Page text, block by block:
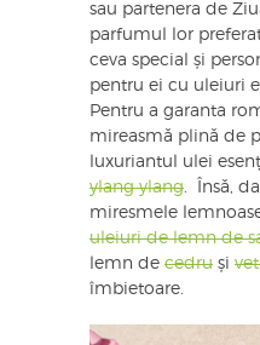
sau partenera de
parfumul lor
ceva special și
pentru ei cu uleiuri
Pentru a garanta
mireasmă plină de
luxuriantul ulei
ylang ylang. Însă,
miresmele
uleiuri de lemn de
lemn de cedru și
îmbietoare.